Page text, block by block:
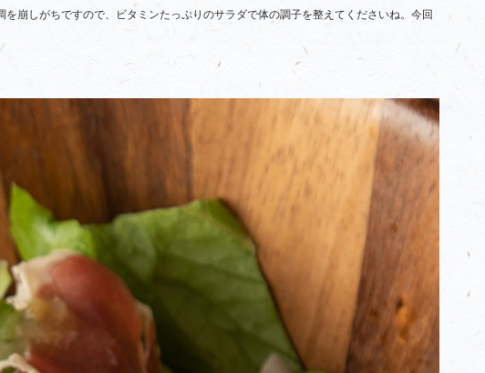
崩しがちですので、ビタミンたっぷりのサラダで体の調子を整えてくださいね。今回